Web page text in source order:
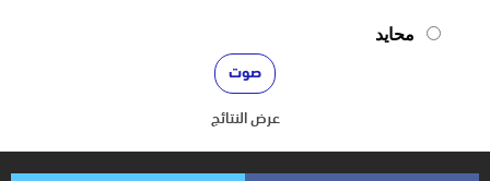
محايد
عرض النتائج